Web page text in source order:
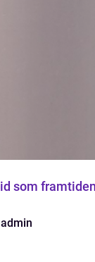
admin